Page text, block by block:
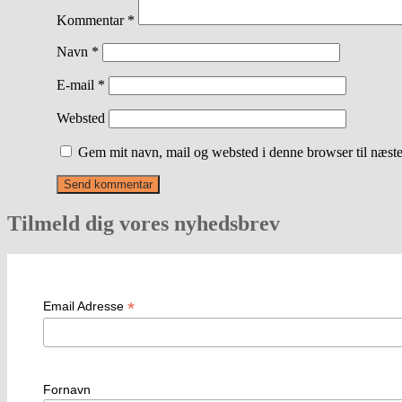
Kommentar *
Navn *
E-mail *
Websted
Gem mit navn, mail og websted i denne browser til
Tilmeld dig vores nyhedsbrev
Email Adresse *
Fornavn